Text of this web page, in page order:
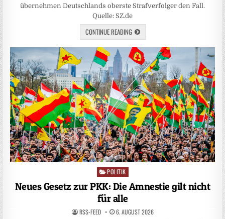
übernehmen Deutschlands oberste Strafverfolger den Fall.
Quelle: SZ.de
CONTINUE READING
Posted
in
POLITIK
Neues Gesetz zur PKK: Die Amnestie gilt nicht
für alle
RSS-FEED 6. AUGUST 2026